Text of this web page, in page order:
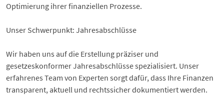
Optimierung ihrer finanziellen Prozesse.
Unser Schwerpunkt: Jahresabschlüsse
Wir haben uns auf die Erstellung präziser und
gesetzeskonformer Jahresabschlüsse spezialisiert. Unser
erfahrenes Team von Experten sorgt dafür, dass Ihre Finanzen
transparent, aktuell und rechtssicher dokumentiert werden.